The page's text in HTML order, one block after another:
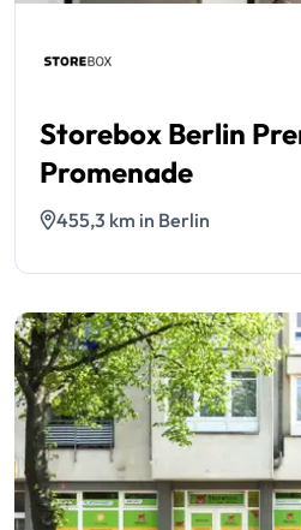
Storebox Berlin
Promenade
455,3 km in Berlin